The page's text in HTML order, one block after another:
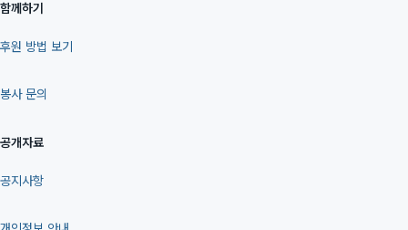
함께하기
후원 방법 보기
봉사 문의
공개자료
공지사항